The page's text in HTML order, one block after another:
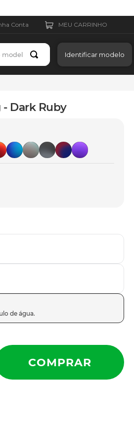
Conta
do modelo
Identificar modelo
Dark Ruby